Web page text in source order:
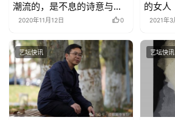
潮流的，是不息的诗意与春
风2020年11月12日 0
的女人
2021年3
艺坛快讯 艺坛快讯